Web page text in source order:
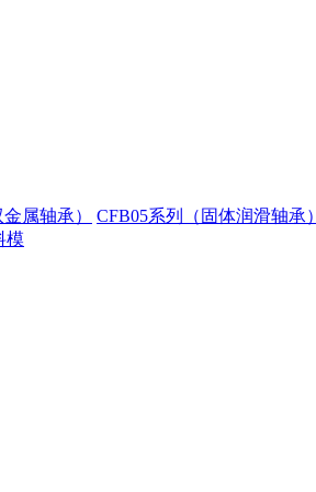
属轴承） CFB05系列（固体润滑轴承）
模